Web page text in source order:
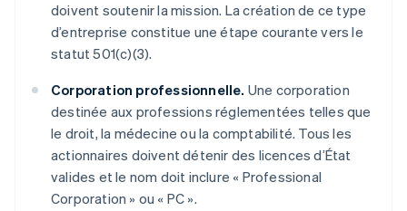
doivent soutenir la mission. La création de ce type
d’entreprise constitue une étape courante vers le
statut 501(c)(3).
Corporation professionnelle. Une corporation
destinée aux professions réglementées telles que
le droit, la médecine ou la comptabilité. Tous les
actionnaires doivent détenir des licences d’État
valides et le nom doit inclure « Professional
Corporation » ou « PC ».